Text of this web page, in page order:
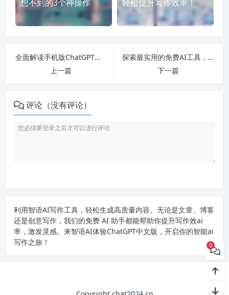
想不到的3个神操作
轻松提升写作效率！
全面解读手机版ChatGPT连接问题及电脑版CS1.6中文版官方下载秘籍
上一篇
探索最实用的免费AI工具，助你轻松制作PPT与高效写作！
下一篇
评论（没有评论）
利用智语AI写作工具，轻松生成高质量内容。无论是文章、博客
还是创意写作，我们的免费 AI 助手都能帮助你提升写作效ai
率，激发灵感。来智语AI体验ChatGPT中文版 ，开启你的智能ai
写作之旅！
0